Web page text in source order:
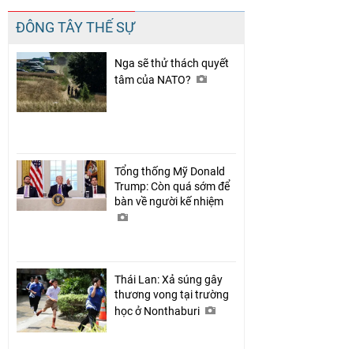
Chia sẻ
Facebook
ĐÔNG TÂY THẾ SỰ
Nga sẽ thử thách quyết
tâm của NATO?
Tổng thống Mỹ Donald
Trump: Còn quá sớm để
bàn về người kế nhiệm
Thái Lan: Xả súng gây
thương vong tại trường
học ở Nonthaburi